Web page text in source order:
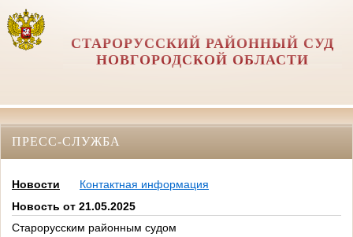
СТАРОРУССКИЙ РАЙОННЫЙ СУД
НОВГОРОДСКОЙ ОБЛАСТИ
ПРЕСС-СЛУЖБА
Новости
Контактная информация
Новость от 21.05.2025
Старорусским районным судом